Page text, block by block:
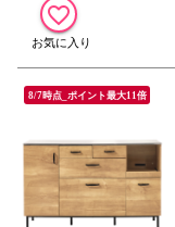
8/7時点_ポイント最大11倍